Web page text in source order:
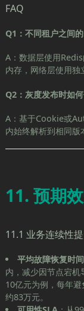
FAQ
Q1：不同租户之间
A：数据层使用
内存，网络层使用独
Q2：灰度发布时如
A：基于Cookie或
内始终解析到相同版
11. 预期
11.1 业务连续性
平均故障恢复时
内，减少因节点宕
10亿元为例，每年
约83万元。